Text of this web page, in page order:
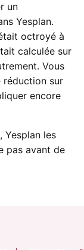
un
Yesplan.
octroyé à
calculée sur
Vous
réduction sur
encore
Yesplan les
pas avant de